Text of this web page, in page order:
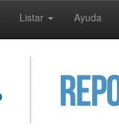
Listar Ayuda